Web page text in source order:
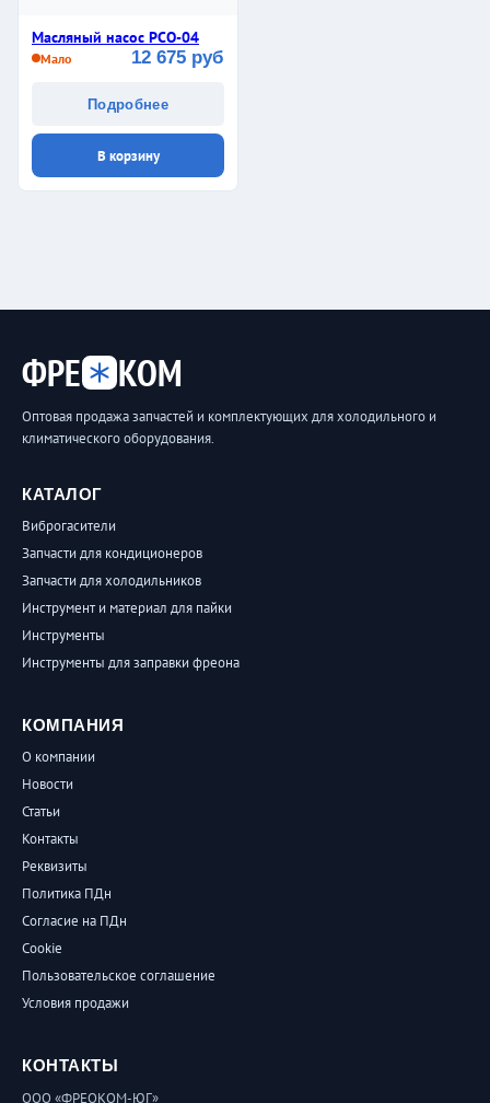
Масляный насос PCO-04
Мало 12 675 руб
Подробнее
В корзину
ФРЕ КОМ
Оптовая продажа запчастей и комплектующих для холодильного и
климатического оборудования.
КАТАЛОГ
Виброгасители
Запчасти для кондиционеров
Запчасти для холодильников
Инструмент и материал для пайки
Инструменты
Инструменты для заправки фреона
КОМПАНИЯ
О компании
Новости
Статьи
Контакты
Реквизиты
Политика ПДн
Согласие на ПДн
Cookie
Пользовательское соглашение
Условия продажи
КОНТАКТЫ
ООО «ФРЕОКОМ-ЮГ»